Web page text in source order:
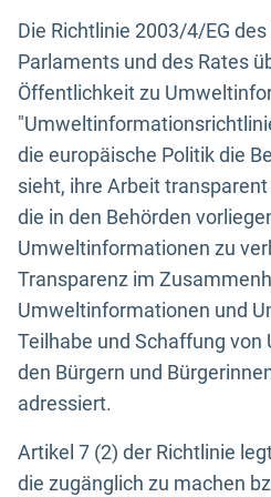
Die Richtlinie 2003/4/EG
Parlaments und des Rates
Öffentlichkeit zu
die europäische Politik die
sieht, ihre Arbeit
die in den Behörden
Umweltinformationen zu
Transparenz im
Umweltinformationen und
Teilhabe und Schaffung
den Bürgern und
adressiert.
Artikel 7 (2) der Richtlinie
die zugänglich zu machen